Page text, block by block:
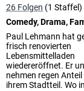
26 Folgen (1 Staffel)
Comedy, Drama,
Paul Lehmann hat
frisch renovierten
Lebensmittelladen
wiedereröffnet. Er
nehmen regen
ihrem Stadtteil. Wo